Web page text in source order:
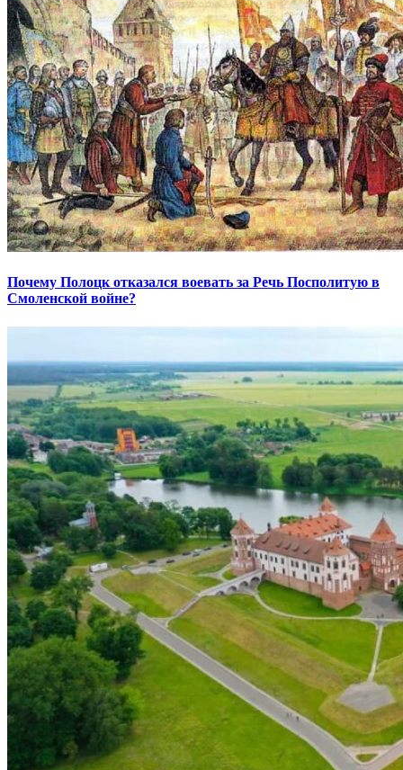
Почему Полоцк отказался воевать за Речь Посполитую в
Смоленской войне?